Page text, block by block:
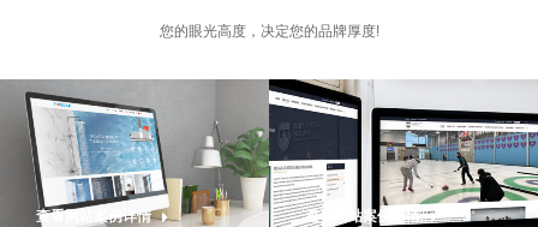
您的眼光高度，决定您的品牌厚度!
查看网站案例详情 查看网站案例详情